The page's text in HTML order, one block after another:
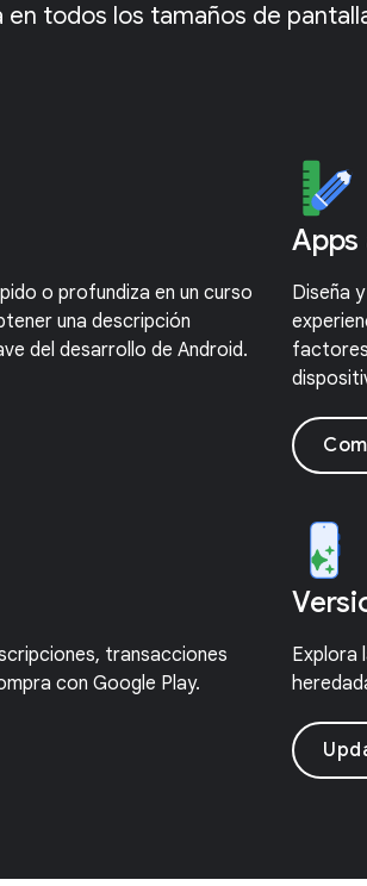
en todos los tamaños de
o profundiza en un curso
una descripción
del desarrollo de Android.
Apps
Diseña
transacciones
con Google Play.
Explora